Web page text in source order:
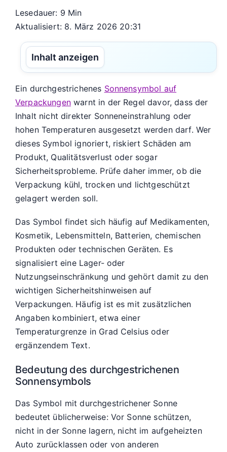
Lesedauer: 9 Min
Aktualisiert: 8. März 2026 20:31
Inhalt anzeigen
Ein durchgestrichenes Sonnensymbol auf
Verpackungenwarnt in der Regel davor, dass der
Inhalt nicht direkter Sonneneinstrahlung oder
hohen Temperaturen ausgesetzt werden darf. Wer
dieses Symbol ignoriert, riskiert Schäden am
Produkt, Qualitätsverlust oder sogar
Sicherheitsprobleme. Prüfe daher immer, ob die
Verpackung kühl, trocken und lichtgeschützt
gelagert werden soll.
Das Symbol findet sich häufig auf Medikamenten,
Kosmetik, Lebensmitteln, Batterien, chemischen
Produkten oder technischen Geräten. Es
signalisiert eine Lager- oder
Nutzungseinschränkung und gehört damit zu den
wichtigen Sicherheitshinweisen auf
Verpackungen. Häufig ist es mit zusätzlichen
Angaben kombiniert, etwa einer
Temperaturgrenze in Grad Celsius oder
ergänzendem Text.
Bedeutung des durchgestrichenen
Sonnensymbols
Das Symbol mit durchgestrichener Sonne
bedeutet üblicherweise: Vor Sonne schützen,
nicht in der Sonne lagern, nicht im aufgeheizten
Auto zurücklassen oder von anderen